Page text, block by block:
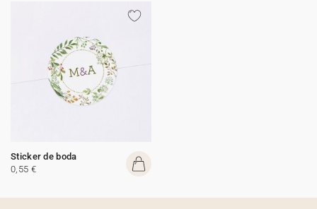
Sticker de boda
0,55 €